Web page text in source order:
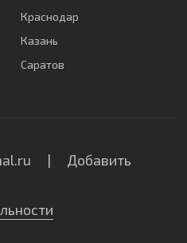
Краснодар
Казань
Саратов
| Добавить